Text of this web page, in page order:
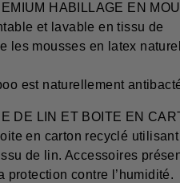
HABILLAGE EN
et lavable en tissu de
les mousses en latex
est naturellement
DE LIN ET BOITE EN
en carton recyclé
de lin. Accessoires
protection contre l’humidité.